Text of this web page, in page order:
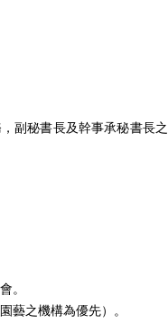
副秘書長及幹事承秘書長之
。
藝之機構為優先）。